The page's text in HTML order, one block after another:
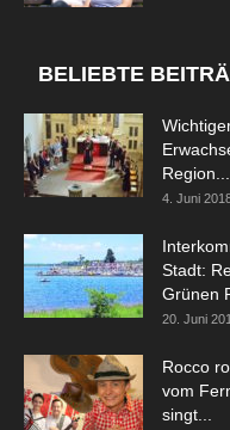
BELIEBTE
Region...
4. Juni
Stadt:
Grünen
20. Juni
Rocco
vom
singt...